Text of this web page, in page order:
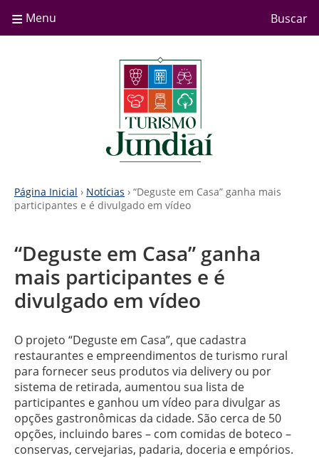
≡ Menu Buscar
Página Inicial › Notícias › “Deguste em Casa” ganha mais
participantes e é divulgado em vídeo
“Deguste em Casa” ganha
mais participantes e é
divulgado em vídeo
O projeto “Deguste em Casa”, que cadastra
restaurantes e empreendimentos de turismo rural
para fornecer seus produtos via delivery ou por
sistema de retirada, aumentou sua lista de
participantes e ganhou um vídeo para divulgar as
opções gastronômicas da cidade. São cerca de 50
opções, incluindo bares – com comidas de boteco –
conservas, cervejarias, padaria, doceria e empórios.